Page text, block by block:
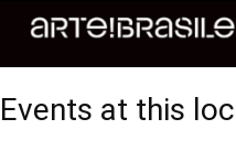
Events at this